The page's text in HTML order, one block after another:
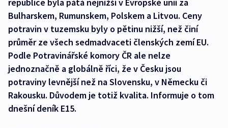
republice byla pátá nejnižší v Evropské unii za
Bulharskem, Rumunskem, Polskem a Litvou. Ceny
potravin v tuzemsku byly o pětinu nižší, než činí
průměr ze všech sedmadvaceti členských zemí EU.
Podle Potravinářské komory ČR ale nelze
jednoznačně a globálně říci, že v Česku jsou
potraviny levnější než na Slovensku, v Německu či
Rakousku. Důvodem je totiž kvalita. Informuje o tom
dnešní deník E15.